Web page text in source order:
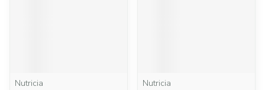
Nutricia
Nutricia